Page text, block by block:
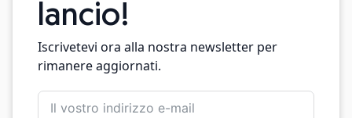
lancio!
Iscrivetevi ora alla nostra newsletter per
rimanere aggiornati.